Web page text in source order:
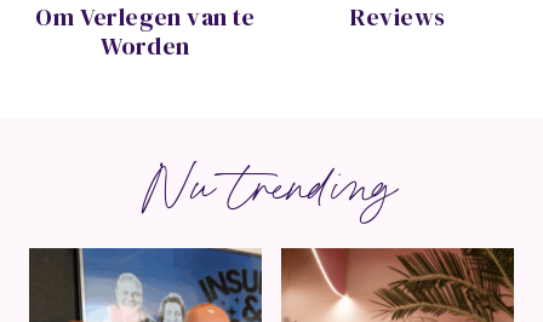
Om Verlegen van te
Worden
Reviews
Nu trending